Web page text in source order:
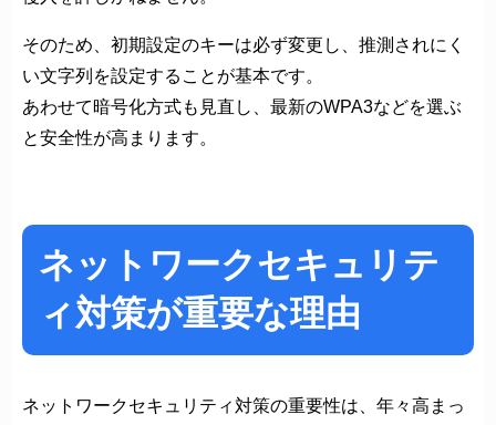
そのため、初期設定のキーは必ず変更し、推測されにく
い文字列を設定することが基本です。
あわせて暗号化方式も見直し、最新のWPA3などを選ぶ
と安全性が高まります。
ネットワークセキュリテ
ィ対策が重要な理由
ネットワークセキュリティ対策の重要性は、年々高まっ